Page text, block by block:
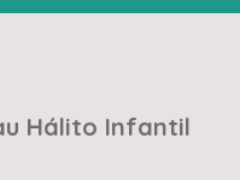
Hálito Infantil